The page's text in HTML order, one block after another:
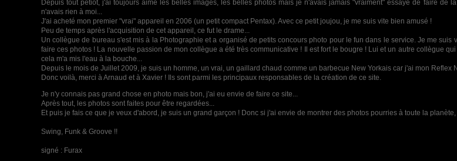
Depuis tout petiot, j'ai toujours aimé les belles images, les belles photos mais je n'avais jamais "vraiment" essayé de faire de
n'avais rien à moi...
J'ai acheté mon premier "vrai" appareil en 2006 (un petit compact Pentax). Avec ce petit joujou, je me suis vite bien amusé !
Peu de temps après l'acquisition de cet appareil, ce fut le drame...
Un collègue de bureau s'est mis à la Photographie et a organisé de petits concours photo pour le fun dans le service. Je me
faire ces photos ! La nouvelle passion de mon collègue a été très communicative ! Il est fort le bougre ! Lui et un autre collègue
cela m'a mis l'eau à la bouche...
Depuis le mois de Juillet 2009, je suis un homme, un vrai, un gaillard chaud comme un barbecue New Yorkais car j'ai mon Reflex
Donc voilà, merci à Arnaud et à Xavier ! Ils sont parmi les principaux responsables de la création de ce site.
Je n'y connais pas grand chose en photo mais bon, j'ai eu envie de faire ce site...
Après tout, les photos sont faites pour être regardées...
Et puis je fais ce que je veux d'abord, je suis un grand garçon ! Donc si j'ai envie de montrer des photos pourries à toute la
Swing, Funk & Groove !!
signé : Furax